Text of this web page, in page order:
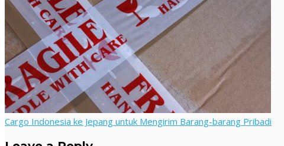
Cargo Indonesia ke Jepang untuk Mengirim Barang-barang Pribadi